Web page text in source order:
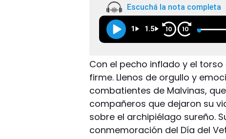
Escuchá la nota completa
1 1.5 10 10
Con el pecho inflado y el
firme. Llenos de orgullo y
combatientes de Malvinas,
compañeros que dejaron su
sobre el archipiélago sureño.
conmemoración del Día del